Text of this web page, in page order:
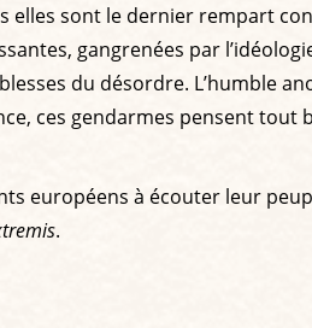
sont le dernier rempart
gangrenées par
du désordre. L’humble
ces gendarmes pensent
européens à écouter leur
.